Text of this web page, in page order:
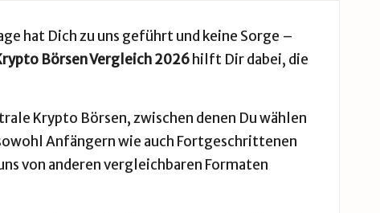
hat Dich zu uns geführt und keine Sorge –
Börsen Vergleich2026 hilft Dir dabei, die
Krypto Börsen, zwischen denen Du wählen
Anfängern wie auch Fortgeschrittenen
von anderen vergleichbaren Formaten